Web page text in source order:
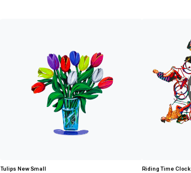
Tulips New Small
Riding Time Clock